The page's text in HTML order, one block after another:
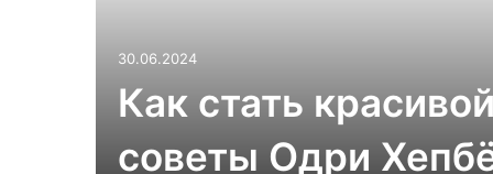
30.06.2024
Как стать
советы Одри